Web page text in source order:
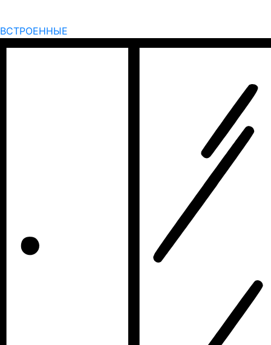
ВСТРОЕННЫЕ